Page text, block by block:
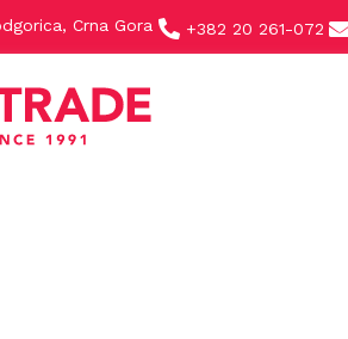
Crna Gora +382 20 261-072